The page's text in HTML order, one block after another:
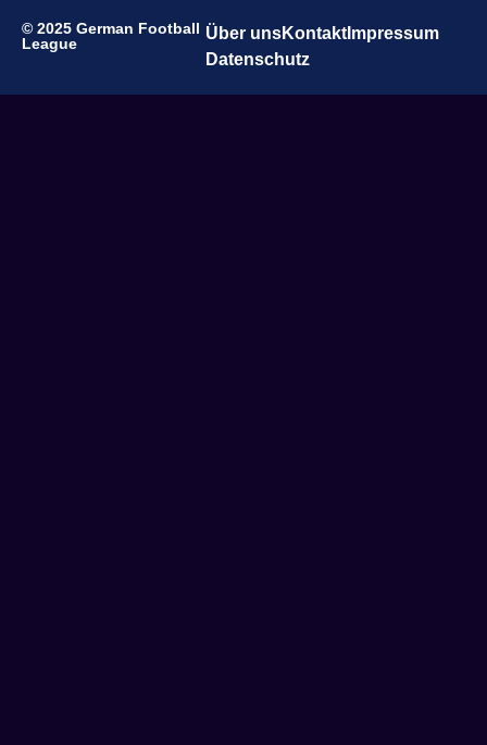
© 2025 German Football
League
Über unsKontaktImpressum
Datenschutz